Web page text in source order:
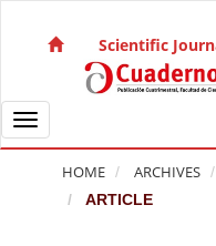
Main Navigation
Main Content
Sidebar
Scientific
Toggle navigation
HOME ARCHIVES
ARTICLE